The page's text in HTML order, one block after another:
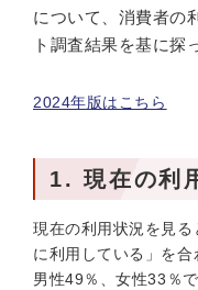
について、消費者の
ト調査結果を基に探
2024年版はこちら
1. 現在の利
現在の利用状況を見
に利用している」を合
男性49％、女性33％